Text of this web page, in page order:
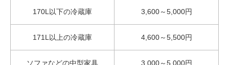
170L以下の冷蔵庫 3,600～5,000円
171L以上の冷蔵庫 4,600～5,500円
ソファなどの中型家具 3,000～5,000円